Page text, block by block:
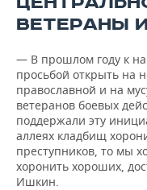
ВЕТЕРАНЫ
— В прошлом году к
просьбой открыть на
православной и на
ветеранов боевых
поддержали эту
аллеях кладбищ
преступников, то мы
хоронить хороших,
Ишкин.